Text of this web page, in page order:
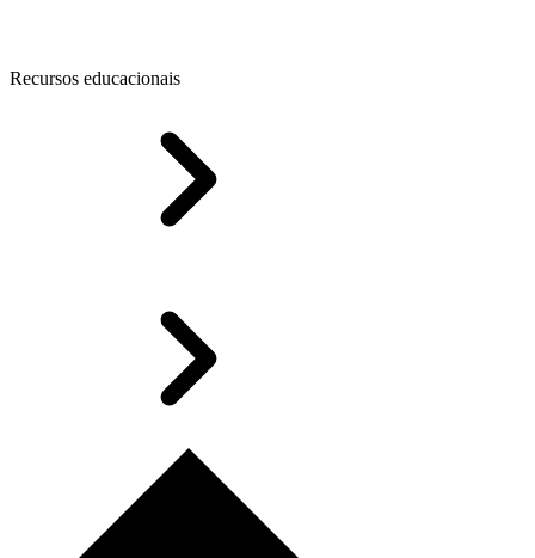
Recursos educacionais